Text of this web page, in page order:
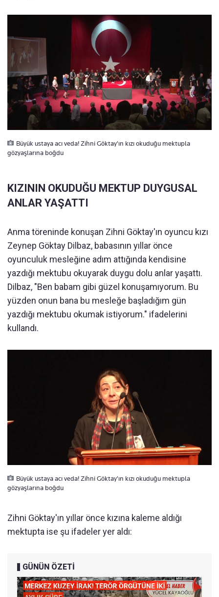
Büyük ustaya acı veda! Zihni Göktay'ın kızı okuduğu mektupla
gözyaşlarına boğdu
KIZININ OKUDUĞU MEKTUP DUYGUSAL
ANLAR YAŞATTI
Anma töreninde konuşan Zihni Göktay'ın oyuncu kızı
Zeynep Göktay Dilbaz, babasının yıllar önce
oyunculuk mesleğine adım attığında kendisine
yazdığı mektubu okuyarak duygu dolu anlar yaşattı.
Dilbaz, "Ben babam gibi güzel konuşamıyorum. Bu
yüzden onun bana bu mesleğe başladığım gün
yazdığı mektubu okumak istiyorum." ifadelerini
kullandı.
Büyük ustaya acı veda! Zihni Göktay'ın kızı okuduğu mektupla
gözyaşlarına boğdu
Zihni Göktay'ın yıllar önce kızına kaleme aldığı
mektupta ise şu ifadeler yer aldı:
GÜNÜN ÖZETİ